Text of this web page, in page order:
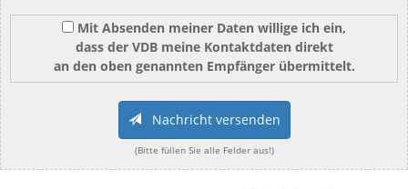
Mit Absenden meiner Daten willige ich ein,
dass der VDB meine Kontaktdaten direkt
an den oben genannten Empfänger übermittelt.
Nachricht versenden
(Bitte füllen Sie alle Felder aus!)